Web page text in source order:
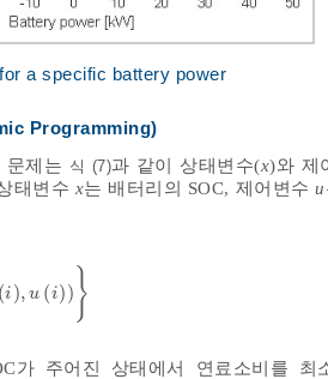
a specific battery power
Programming)
문제는 식 (7)과 같이 상태변수(x)와 제
태변수 x는 배터리의 SOC, 제어변수u
(i ), u (i)) }
1NLx i,ui
가 주어진 상태에서 연료소비를